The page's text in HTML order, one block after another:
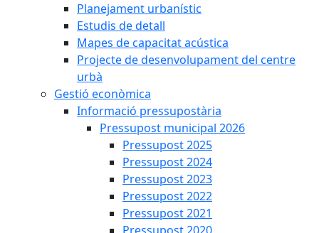
Planejament urbanístic
Estudis de detall
Mapes de capacitat acústica
Projecte de desenvolupament del centre
urbà
Gestió econòmica
Informació pressupostària
Pressupost municipal 2026
Pressupost 2025
Pressupost 2024
Pressupost 2023
Pressupost 2022
Pressupost 2021